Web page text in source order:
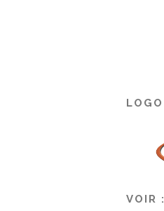
LOGO
VOIR :